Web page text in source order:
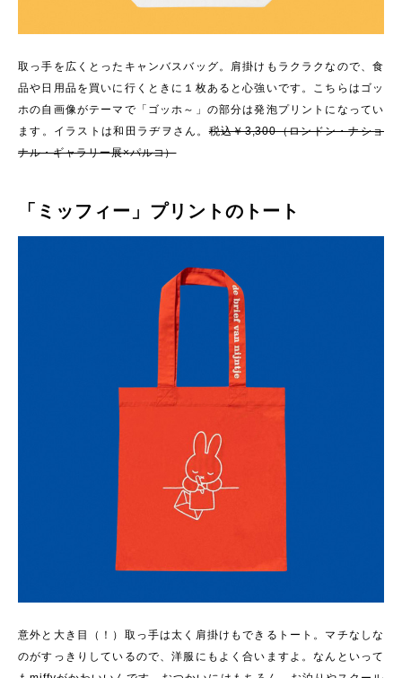
取っ手を広くとったキャンバスバッグ。肩掛けもラクラクなので、食
品や日用品を買いに行くときに１枚あると心強いです。こちらはゴッ
ホの自画像がテーマで「ゴッホ～」の部分は発泡プリントになってい
ます。イラストは和田ラヂヲさん。税込￥3,300（ロンドン・ナショ
ナル・ギャラリー展×パルコ）
「ミッフィー」プリントのトート
意外と大き目（！）取っ手は太く肩掛けもできるトート。マチなしな
のがすっきりしているので、洋服にもよく合いますよ。なんといって